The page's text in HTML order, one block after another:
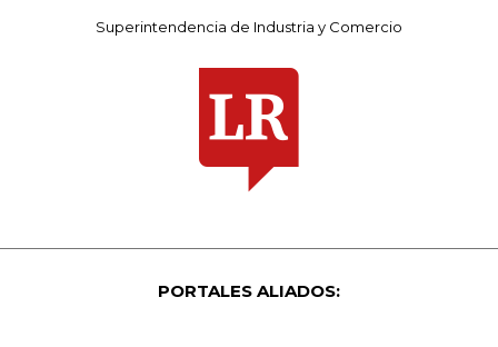
Superintendencia de Industria y Comercio
PORTALES ALIADOS: